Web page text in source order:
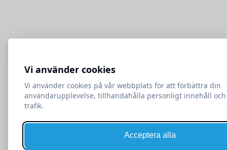
Vi använder cookies
Vi använder cookies på vår webbplats för att förbättra din
användarupplevelse, tillhandahålla personligt innehåll
trafik.
Acceptera alla